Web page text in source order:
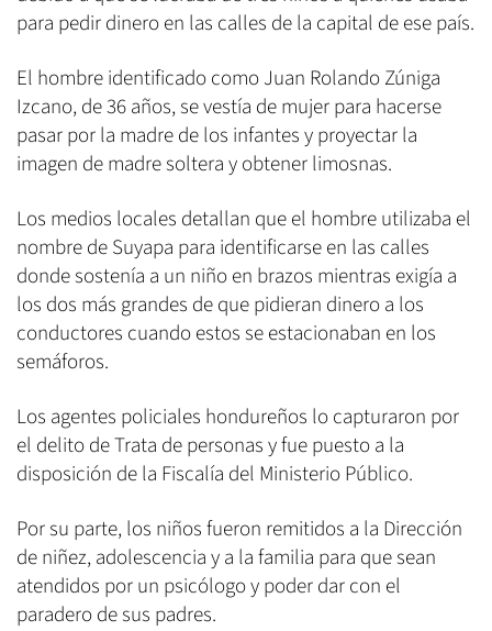
para pedir dinero en las calles de la capital de ese país.
El hombre identificado como Juan Rolando Zúniga
Izcano, de 36 años, se vestía de mujer para hacerse
pasar por la madre de los infantes y proyectar la
imagen de madre soltera y obtener limosnas.
Los medios locales detallan que el hombre utilizaba el
nombre de Suyapa para identificarse en las calles
donde sostenía a un niño en brazos mientras exigía a
los dos más grandes de que pidieran dinero a los
conductores cuando estos se estacionaban en los
semáforos.
Los agentes policiales hondureños lo capturaron por
el delito de Trata de personas y fue puesto a la
disposición de la Fiscalía del Ministerio Público.
Por su parte, los niños fueron remitidos a la Dirección
de niñez, adolescencia y a la familia para que sean
atendidos por un psicólogo y poder dar con el
paradero de sus padres.